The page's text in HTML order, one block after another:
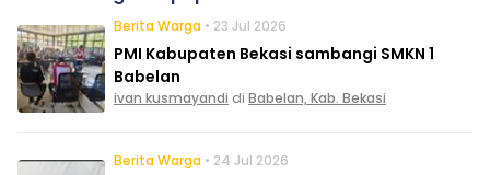
Berita Warga • 23 Jul 2026
PMI Kabupaten Bekasi sambangi SMKN 1
Babelan
ivan kusmayandi di Babelan, Kab. Bekasi
Berita Warga • 24 Jul 2026